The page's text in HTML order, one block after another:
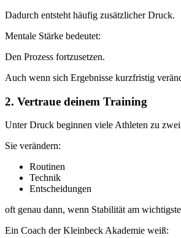
Dadurch entsteht häufig zusätzlicher Druck.
Mentale Stärke bedeutet:
Den Prozess fortzusetzen.
Auch wenn sich Ergebnisse kurzfristig
2. Vertraue deinem Training
Unter Druck beginnen viele Athleten zu
Sie verändern:
Routinen
Technik
Entscheidungen
oft genau dann, wenn Stabilität am
Ein Coach der Kleinbeck Akademie weiß: